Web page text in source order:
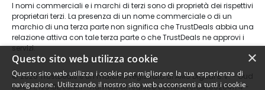
I nomi commerciali e i marchi di terzi sono di proprietà dei rispettivi
proprietari terzi. La presenza di un nome commerciale o di un
marchio di una terza parte non significa che TrustDeals abbia una
relazione attiva con tale terza parte o che TrustDeals ne approvi i
servizi.
© 2026 TrustDeals è un marchio registrato di AMS Digital B.V. - Oud
Laren 1, 1251BL, Laren - numero di registro commerciale 80264174 -
×
Questo sito web utilizza cookie
Questo sito web utilizza i cookie per migliorare la tua esperienza di
navigazione. Utilizzando il nostro sito web acconsenti a tutti i cookie